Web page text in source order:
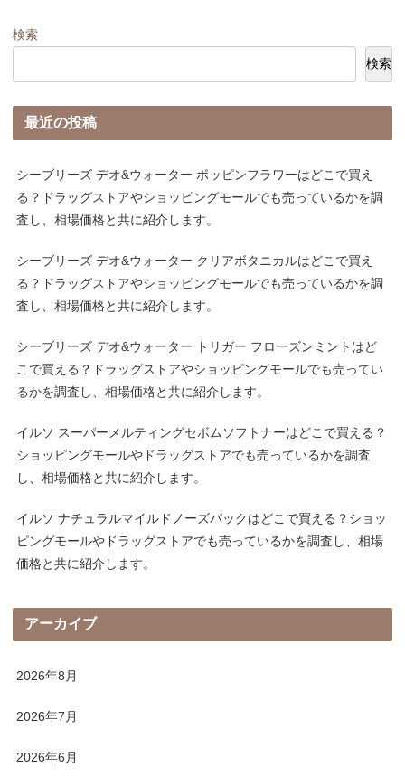
検索
検索
最近の投稿
シーブリーズ デオ&ウォーター ポッピンフラワーはどこで買え
る？ドラッグストアやショッピングモールでも売っているかを調
査し、相場価格と共に紹介します。
シーブリーズ デオ&ウォーター クリアボタニカルはどこで買え
る？ドラッグストアやショッピングモールでも売っているかを調
査し、相場価格と共に紹介します。
シーブリーズ デオ&ウォーター トリガー フローズンミントはど
こで買える？ドラッグストアやショッピングモールでも売ってい
るかを調査し、相場価格と共に紹介します。
イルソ スーパーメルティングセボムソフトナーはどこで買える？
ショッピングモールやドラッグストアでも売っているかを調査
し、相場価格と共に紹介します。
イルソ ナチュラルマイルドノーズパックはどこで買える？ショッ
ピングモールやドラッグストアでも売っているかを調査し、相場
価格と共に紹介します。
アーカイブ
2026年8月
2026年7月
2026年6月